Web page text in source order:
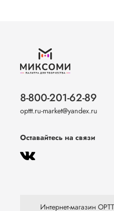
8-800-201-62-89
opttt.ru-market@yandex.ru
Оставайтесь на связи
Интернет-магазин